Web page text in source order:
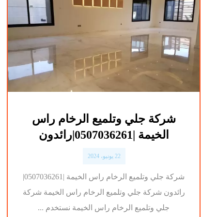
شركة جلي وتلميع الرخام راس
الخيمة |0507036261|رائدون
22 يونيو، 2024
شركة جلي وتلميع الرخام راس الخيمة |0507036261|
رائدون شركة جلي وتلميع الرخام راس الخيمة شركة
جلي وتلميع الرخام راس الخيمة نستخدم ...